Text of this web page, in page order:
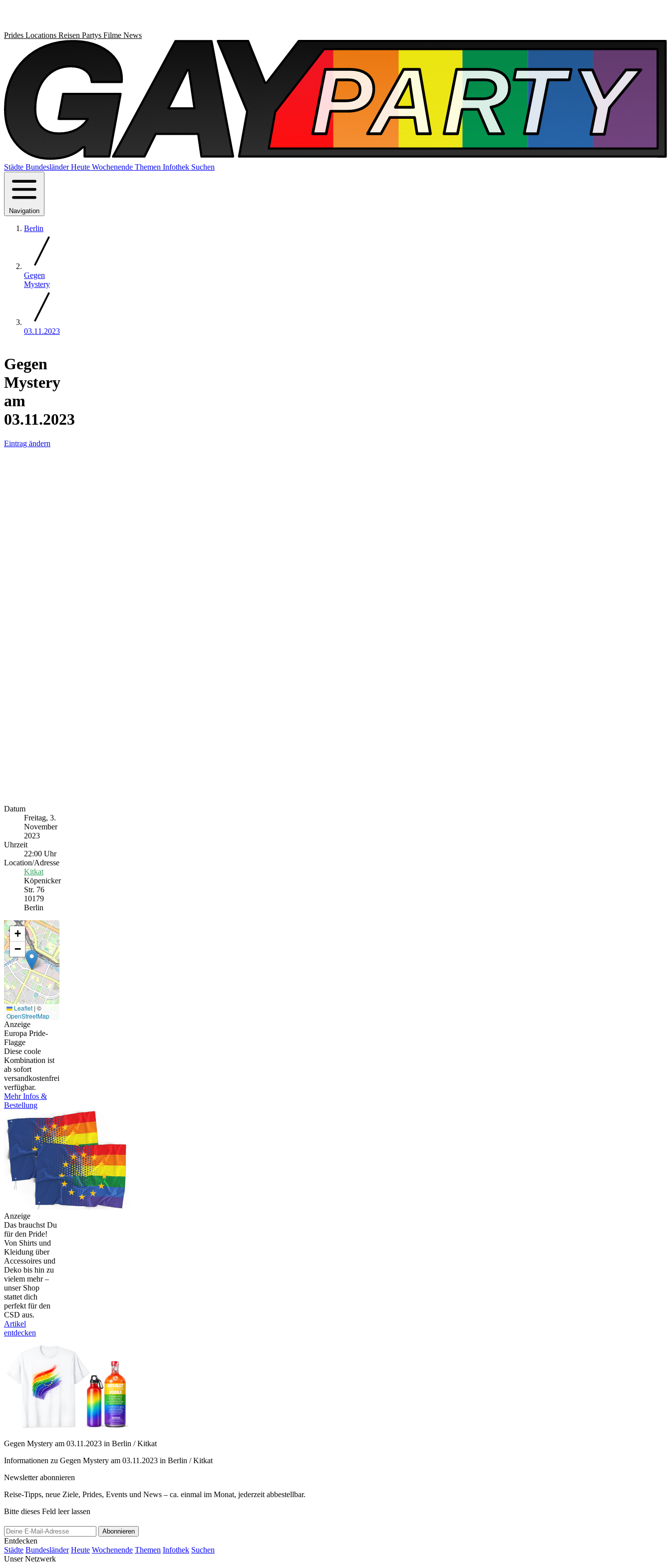
Prides Locations Reisen Partys Filme News
Städte BundesländerHeute Wochenende Themen Infothek Suchen
Navigation
Berlin
Gegen
Mystery
03.11.2023
Gegen
Mystery
am
03.11.2023
Eintrag ändern
Datum
Freitag, 3.
November
2023
Uhrzeit
22:00 Uhr
Location/Adresse
Kitkat
Köpenicker
Str. 76
10179
Berlin
+
−
Leaflet | ©
OpenStreetMap
Anzeige
Europa Pride-
Flagge
Diese coole
Kombination ist
ab sofort
versandkostenfrei
verfügbar.
Mehr Infos &
Bestellung
Anzeige
Das brauchst Du
für den Pride!
Von Shirts und
Kleidung über
Accessoires und
Deko bis hin zu
vielem mehr –
unser Shop
stattet dich
perfekt für den
CSD aus.
Artikel
entdecken
Gegen Mystery am 03.11.2023 in Berlin / Kitkat
Informationen zu Gegen Mystery am 03.11.2023 in Berlin / Kitkat
Newsletter abonnieren
Reise-Tipps, neue Ziele, Prides, Events und News – ca. einmal im Monat, jederzeit abbestellbar.
Bitte dieses Feld leer lassen
Abonnieren
Entdecken
Städte Bundesländer Heute Wochenende Themen Infothek Suchen
Unser Netzwerk